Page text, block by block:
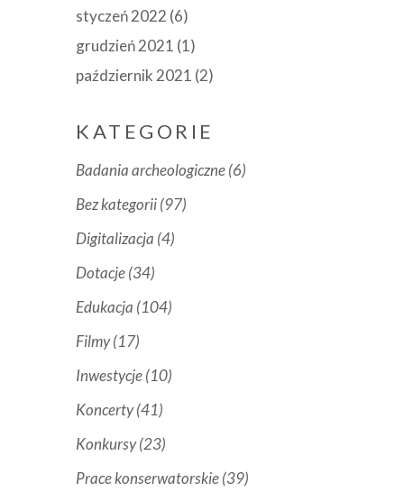
styczeń 2022 (6)
grudzień 2021 (1)
październik 2021 (2)
KATEGORIE
Badania archeologiczne(6)
Bez kategorii(97)
Digitalizacja (4)
Dotacje(34)
Edukacja (104)
Filmy(17)
Inwestycje(10)
Koncerty(41)
Konkursy(23)
Prace konserwatorskie(39)